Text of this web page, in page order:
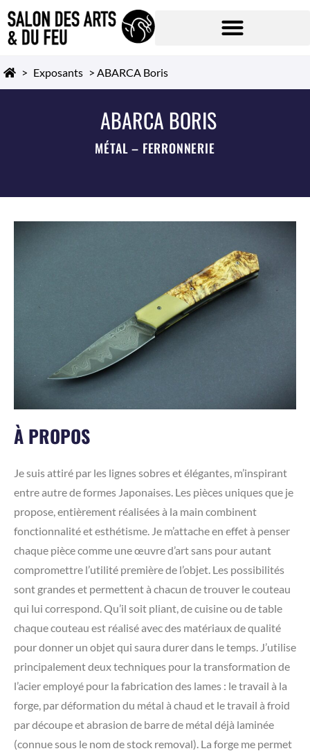
> Exposants > ABARCA Boris
ABARCA BORIS
MÉTAL – FERRONNERIE
À PROPOS
Je suis attiré par les lignes sobres et élégantes, m’inspirant
entre autre de formes Japonaises. Les pièces uniques que je
propose, entièrement réalisées à la main combinent
fonctionnalité et esthétisme. Je m’attache en effet à penser
chaque pièce comme une œuvre d’art sans pour autant
compromettre l’utilité première de l’objet. Les possibilités
sont grandes et permettent à chacun de trouver le couteau
qui lui correspond. Qu’il soit pliant, de cuisine ou de table
chaque couteau est réalisé avec des matériaux de qualité
pour donner un objet qui saura durer dans le temps. J’utilise
principalement deux techniques pour la transformation de
l’acier employé pour la fabrication des lames : le travail à la
forge, par déformation du métal à chaud et le travail à froid
par découpe et abrasion de barre de métal déjà laminée
(connue sous le nom de stock removal). La forge me permet